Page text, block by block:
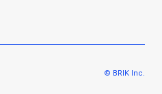
© BRIK Inc.